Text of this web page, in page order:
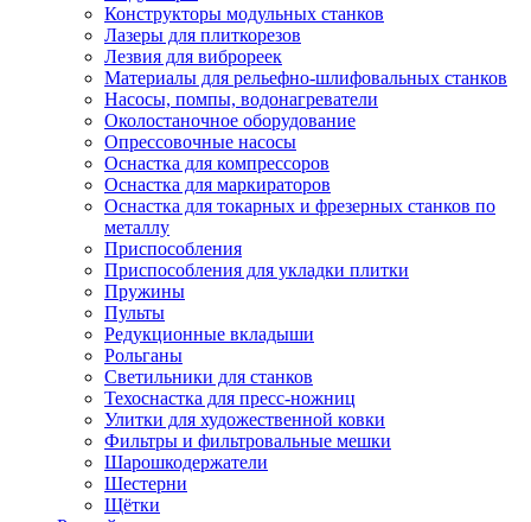
Конструкторы модульных станков
Лазеры для плиткорезов
Лезвия для виброреек
Материалы для рельефно-шлифовальных станков
Насосы, помпы, водонагреватели
Околостаночное оборудование
Опрессовочные насосы
Оснастка для компрессоров
Оснастка для маркираторов
Оснастка для токарных и фрезерных станков по
металлу
Приспособления
Приспособления для укладки плитки
Пружины
Пульты
Редукционные вкладыши
Рольганы
Светильники для станков
Техоснастка для пресс-ножниц
Улитки для художественной ковки
Фильтры и фильтровальные мешки
Шарошкодержатели
Шестерни
Щётки